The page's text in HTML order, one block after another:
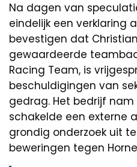
Na dagen van
eindelijk een verklaring
bevestigen dat
gewaardeerde
Racing Team, is
beschuldigingen van
gedrag. Het bedrijf nam
schakelde een externe
grondig onderzoek uit
beweringen tegen